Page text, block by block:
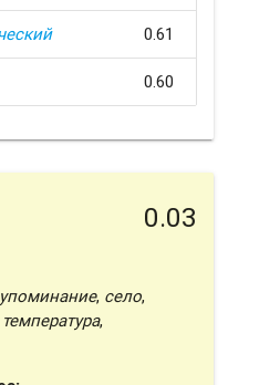
0.61
0.60
0.03
упоминание, село,
температура,